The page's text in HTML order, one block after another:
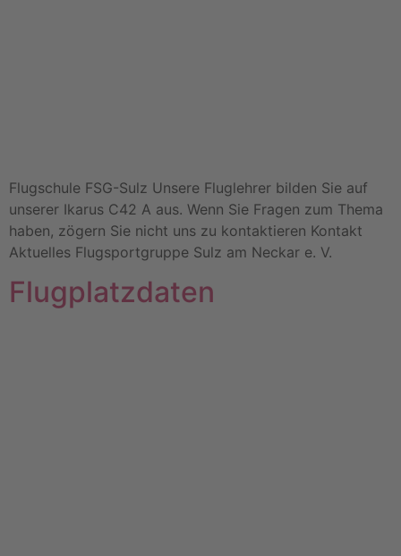
Flugschule FSG-Sulz Unsere Fluglehrer bilden Sie auf
unserer Ikarus C42 A aus. Wenn Sie Fragen zum Thema
haben, zögern Sie nicht uns zu kontaktieren Kontakt
Aktuelles Flugsportgruppe Sulz am Neckar e. V.
Flugplatzdaten